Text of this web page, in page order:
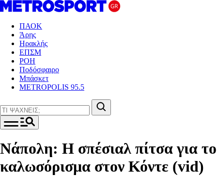
ΠΑΟΚ
Άρης
Ηρακλής
ΕΠΣΜ
ΡΟΗ
Ποδόσφαιρο
Μπάσκετ
METROPOLIS 95.5
Νάπολη: Η σπέσιαλ πίτσα για το
καλωσόρισμα στον Κόντε (vid)